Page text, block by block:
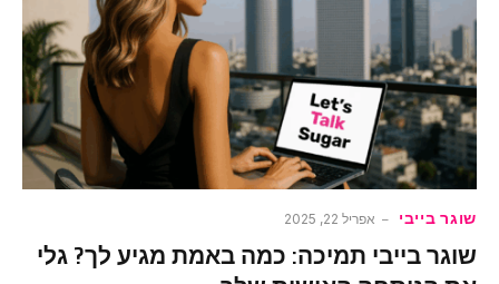
שוגר בייבי אפריל 22, 2025
שוגר בייבי תמיכה: כמה באמת מגיע לך? גלי